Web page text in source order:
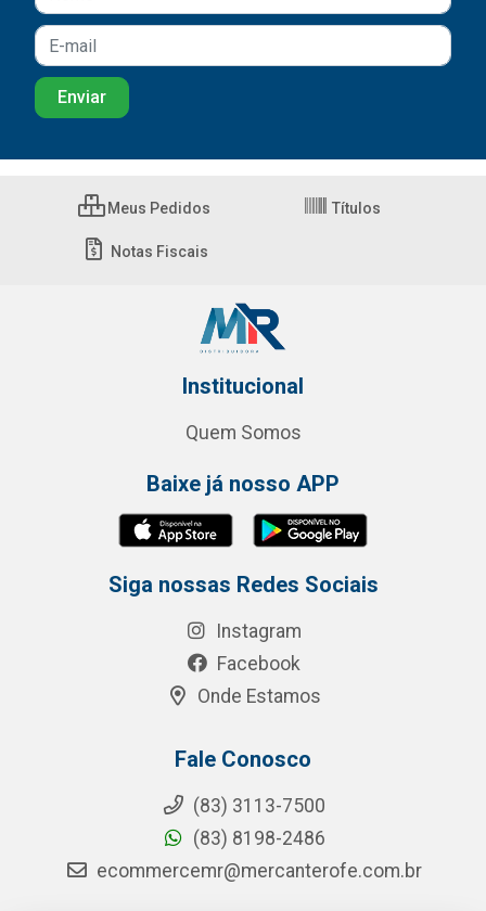
Meus Pedidos Títulos
Notas Fiscais
Institucional
Quem Somos
Baixe já nosso APP
Siga nossas Redes Sociais
Instagram
Facebook
Onde Estamos
Fale Conosco
(83) 3113-7500
(83) 8198-2486
ecommercemr@mercanterofe.com.br